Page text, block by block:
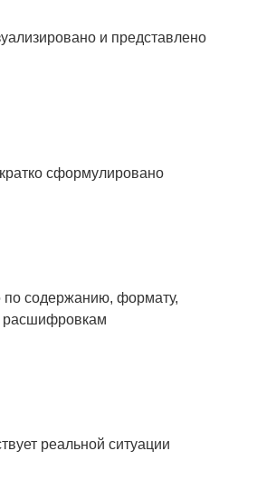
и представлено
сформулировано
по содержанию, формату,
расшифровкам
реальной ситуации